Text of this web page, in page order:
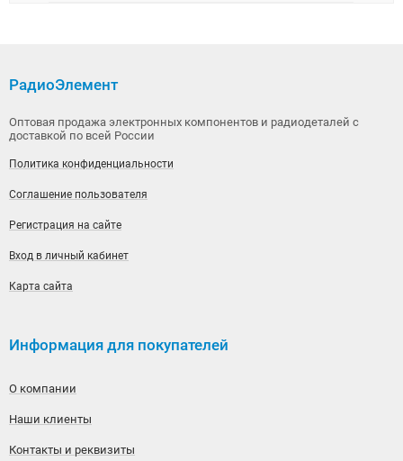
РадиоЭлемент
Оптовая продажа электронных компонентов и радиодеталей с
доставкой по всей России
Политика конфиденциальности
Соглашение пользователя
Регистрация на сайте
Вход в личный кабинет
Карта сайта
Информация для покупателей
О компании
Наши клиенты
Контакты и реквизиты